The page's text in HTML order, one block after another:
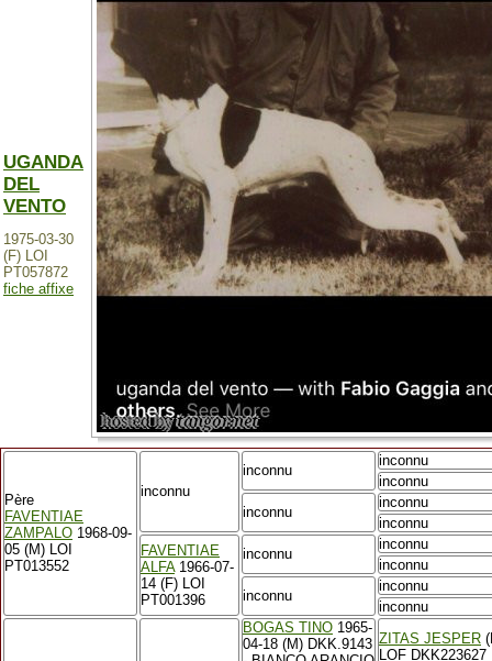
UGANDA
DEL
VENTO
1975-03-30
(F) LOI
PT057872
fiche affixe
Père
FAVENTIAE
ZAMPALO 1968-09-
05 (M) LOI
PT013552
inconnu
inconnu
inconnu
inconnu
inconnu
inconnu
inconnu
FAVENTIAE
ALFA1966-07-
14 (F) LOI
PT001396
inconnu
inconnu
inconnu
inconnu
inconnu
inconnu
BOGAS TINO 1965-
04-18 (M) DKK.9143 ZITAS JESPER
LOF DKK223627